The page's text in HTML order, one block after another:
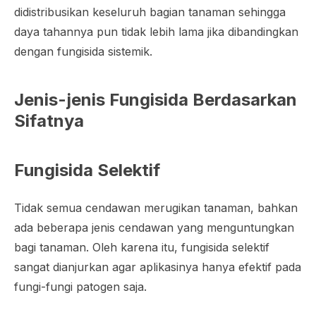
didistribusikan keseluruh bagian tanaman sehingga
daya tahannya pun tidak lebih lama jika dibandingkan
dengan fungisida sistemik.
Jenis-jenis Fungisida Berdasarkan
Sifatnya
Fungisida Selektif
Tidak semua cendawan merugikan tanaman, bahkan
ada beberapa jenis cendawan yang menguntungkan
bagi tanaman. Oleh karena itu, fungisida selektif
sangat dianjurkan agar aplikasinya hanya efektif pada
fungi-fungi patogen saja.